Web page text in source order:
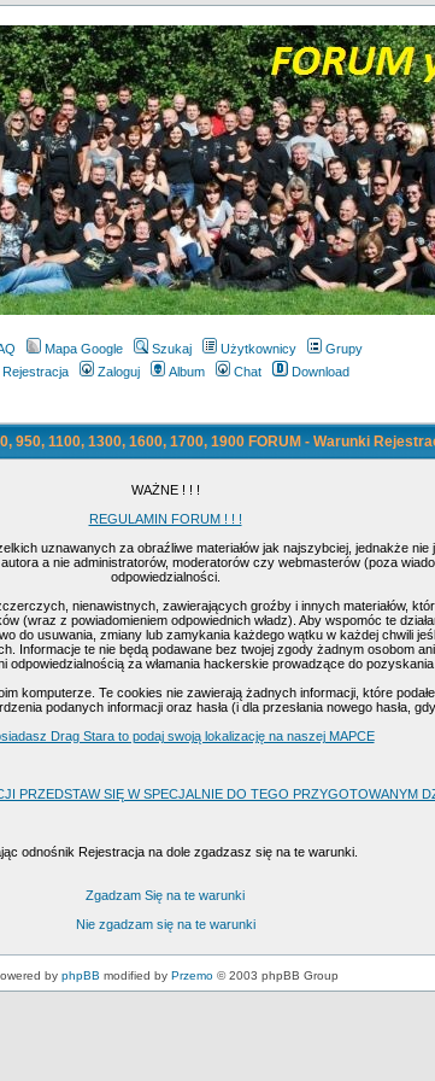
Mapa Google Szukaj Użytkownicy
Grupy
Rejestracja
Zaloguj Album Chat Download
950, 1100, 1300, 1600, 1700, 1900 FORUM - Warunki
WAŻNE ! ! !
REGULAMIN FORUM ! ! !
uznawanych za obraźliwe materiałów jak najszybciej, jednakże
a nie administratorów, moderatorów czy webmasterów (poza
odpowiedzialności.
nienawistnych, zawierających groźby i innych materiałów,
(wraz z powiadomieniem odpowiednich władz). Aby wspomóc te
do usuwania, zmiany lub zamykania każdego wątku w każdej chwili
Informacje te nie będą podawane bez twojej zgody żadnym osobom
odpowiedzialnością za włamania hackerskie prowadzące do
komputerze. Te cookies nie zawierają żadnych informacji, które
podanych informacji oraz hasła (i dla przesłania nowego hasła,
Drag Stara to podaj swoją lokalizację na naszej MAPCE
PRZEDSTAW SIĘ W SPECJALNIE DO TEGO PRZYGOTOWANYM
odnośnik Rejestracja na dole zgadzasz się na te warunki.
Zgadzam Się na te warunki
Nie zgadzam się na te warunki
by phpBB modified by Przemo © 2003 phpBB Group